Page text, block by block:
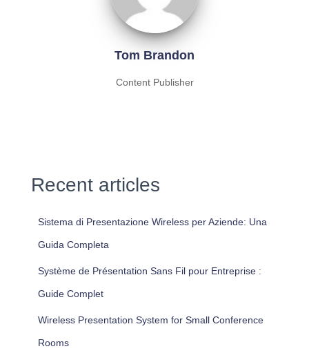
Tom Brandon
Content Publisher
Recent articles
Sistema di Presentazione Wireless per Aziende: Una
Guida Completa
Système de Présentation Sans Fil pour Entreprise :
Guide Complet
Wireless Presentation System for Small Conference
Rooms